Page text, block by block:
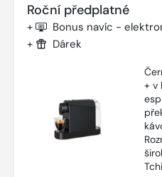
Roční předplatné
+ Bonus navíc -
+ Dárek
+ v